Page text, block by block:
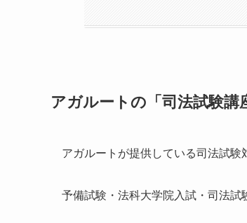
アガルートの「司法試験講
アガルートが提供している司法試験
予備試験・法科大学院入試・司法試